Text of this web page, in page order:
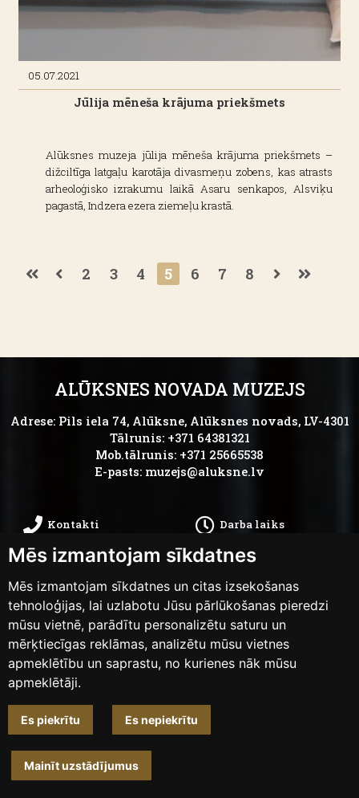
Mēs izmantojam sīkdatnes
Mēs izmantojam sīkdatnes un citas izsekošanas
tehnoloģijas, lai uzlabotu Jūsu pārlūkošanas pieredzi
mūsu vietnē, parādītu personalizētu saturu un
mērķtiecīgas reklāmas, analizētu mūsu vietnes
apmeklētību un saprastu, no kurienes nāk mūsu
apmeklētāji.
Es piekrītu Es nepiekrītu
Mainīt uzstādījumus
05.07.2021
Jūlija mēneša krājuma priekšmets
Alūksnes muzeja jūlija mēneša krājuma priekšmets –
dižciltīga latgaļu karotāja divasmeņu zobens, kas atrasts
arheoloģisko izrakumu laikā Asaru senkapos, Alsviķu
pagastā, Indzera ezera ziemeļu krastā.
2 3 4 5 6 7 8
ALŪKSNES NOVADA MUZEJS
Adrese: Pils iela 74, Alūksne, Alūksnes novads, LV-4301
Tālrunis: +371 64381321
Mob.tālrunis: +371 25665538
E-pasts: muzejs@aluksne.lv
Kontakti Darba laiks
Kā nokļūt Privātums
Piekļūstamības
paziņojums
Anketas
Dizains un izstrāde